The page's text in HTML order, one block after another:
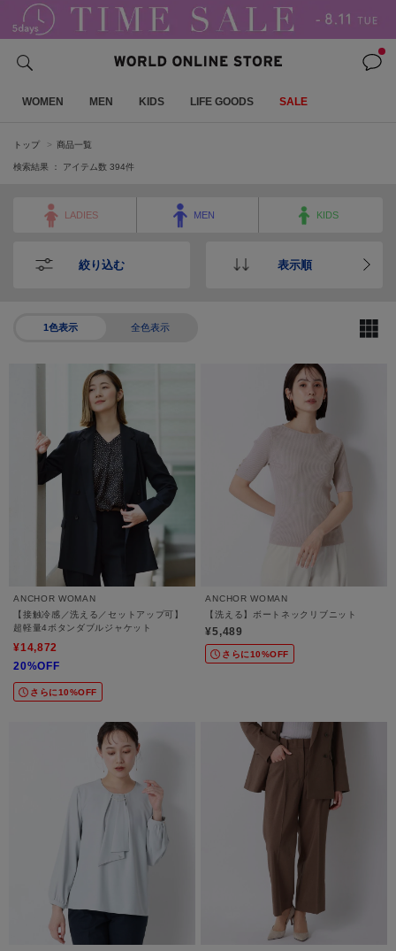
WOMEN MEN KIDS LIFE GOODS SALE
トップ 商品一覧
検索結果 ： アイテム数 394件
LADIES MEN KIDS
絞り込む 表示順
1色表示 全色表示
ANCHOR WOMAN
【接触冷感／洗える／セットアップ可】
超軽量4ボタンダブルジャケット
¥14,872
20%OFF
さらに10%OFF
ANCHOR WOMAN
【洗える】ボートネックリブニット
¥5,489
さらに10%OFF